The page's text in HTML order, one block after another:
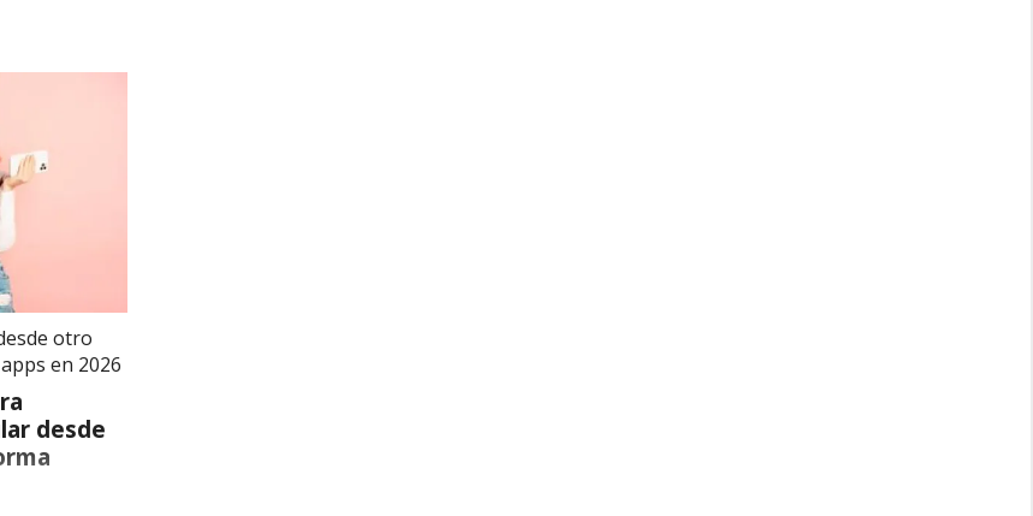
otro
en 2026
desde